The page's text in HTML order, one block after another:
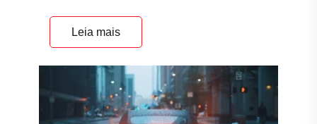
Leia mais